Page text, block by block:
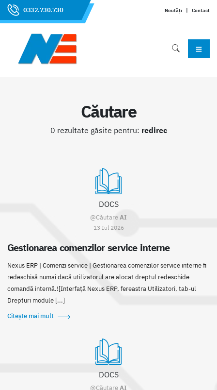
0332.730.730 Noutăți | Contact
Căutare
0 rezultate găsite pentru: redirec
DOCS
@CăutareAI
13 Iul 2026
Gestionarea comenzilor service interne
Nexus ERP | Comenzi service | Gestionarea comenzilor service interne fi
redeschisă numai dacă utilizatorul are alocat dreptul redeschide
comandă internă.![Interfață Nexus ERP, fereastra Utilizatori, tab-ul
Drepturi module [...]
Citește mai mult
DOCS
@CăutareAI